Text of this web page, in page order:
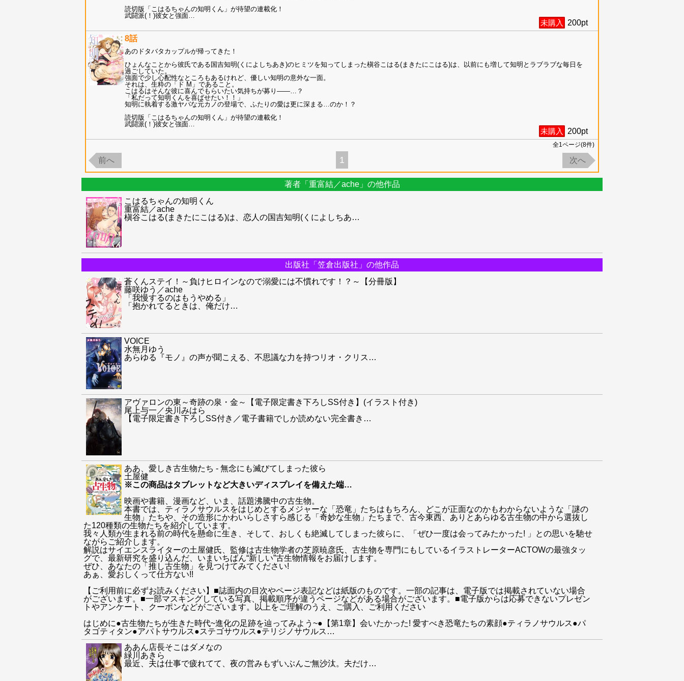
読切版「こはるちゃんの知明くん」が待望の連載化！
武闘派(！)彼女と強面
未購入 200pt
8話
あのドタバタカップルが帰ってきた！
ひょんなことから彼氏である国吉知明(くによしちあき)のヒミツを知ってしまった槇谷こはる(まきたにこはる)は、以前にも増して知明とラブラブな毎日を
過ごしていた。
強面で少し心配性なところもあるけれど、優しい知明の意外な一面。
それは、生粋の「ド M」であること。
こはるはそんな彼に喜んでもらいたい気持ちが募り――…？
「私だって知明くんを喜ばせたい！！」
知明に執着する激ヤバな元カノの登場で、ふたりの愛は更に深まる…のか！？
読切版「こはるちゃんの知明くん」が待望の連載化！
武闘派(！)彼女と強面
未購入 200pt
全1ページ(8件)
前へ 1 次へ
著者「重富結／ache」の他作品
こはるちゃんの知明くん
重富結／ache
槇谷こはる(まきたにこはる)は、恋人の国吉知明(くによしちあ…
出版社「笠倉出版社」の他作品
蒼くんステイ！～負けヒロインなので溺愛には不慣れです！？～【分冊版】
藤咲ゆう／ache
「我慢するのはもうやめる」
「抱かれてるときは、俺だけ…
VOICE
水無月ゆう
あらゆる『モノ』の声が聞こえる、不思議な力を持つリオ・クリス …
アヴァロンの東～奇跡の泉・金～【電子限定書き下ろしSS付き】(イラスト付き)
尾上与一／央川みはら
【電子限定書き下ろしSS付き／電子書籍でしか読めない完全書き …
ああ、愛しき古生物たち - 無念にも滅びてしまった彼ら
土屋健
※この商品はタブレットなど大きいディスプレイを備えた端…
映画や書籍、漫画など、いま、話題沸騰中の古生物。
本書では、ティラノサウルスをはじめとするメジャーな「恐竜」たちはもちろん、どこが正面なのかもわからないような「謎の
生物」たちや、その造形にかわいらしさすら感じる「奇妙な生物」たちまで、古今東西、ありとあらゆる古生物の中から選抜し
た120種類の生物たちを紹介しています。
我々人類が生まれる前の時代を懸命に生き、そして、おしくも絶滅してしまった彼らに、「ぜひ一度は会ってみたかった! 」との思いを馳せ
ながらご紹介します。
解説はサイエンスライターの土屋健氏、監修は古生物学者の芝原暁彦氏、古生物を専門にもしているイラストレーターACTOWの最強タッ
グで、最新研究を盛り込んだ、いまいちばん“新しい”古生物情報をお届けします。
ぜひ、あなたの「推し古生物」を見つけてみてください!
あぁ、愛おしくって仕方ない!!
【ご利用前に必ずお読みください】■誌面内の目次やページ表記などは紙版のものです。一部の記事は、電子版では掲載されていない場合
がございます。■一部マスキングしている写真、掲載順序が違うページなどがある場合がございます。■電子版からは応募できないプレゼン
トやアンケート、クーポンなどがございます。以上をご理解のうえ、ご購入、ご利用ください
はじめに●古生物たちが生きた時代~進化の足跡を辿ってみよう~●【第1章】会いたかった! 愛すべき恐竜たちの素顔●ティラノサウルス●パ
タゴティタン●アパトサウルス●ステゴサウルス●テリジノサウルス …
ああん店長そこはダメなの
緑川あきら
最近、夫は仕事で疲れてて、夜の営みもずいぶんご無沙汰。夫だけ…